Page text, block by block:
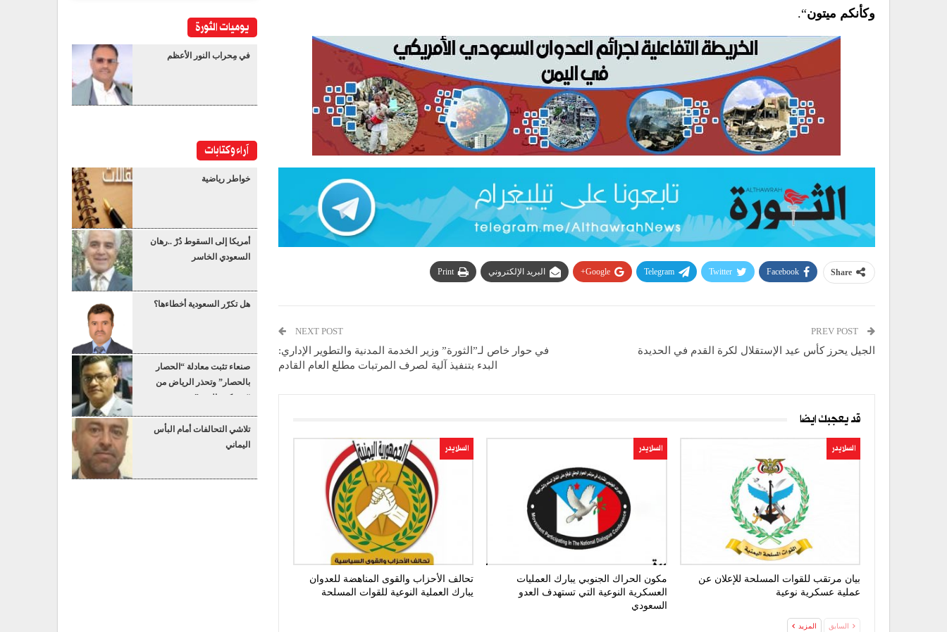
وكأنكم ميتون“.
Share
Facebook
Twitter
Telegram
Google+ البريد الإلكتروني Print
الجيل يحرز كأس عيد الإستقلال لكرة القدم في الحديدة
NEXT POST
في حوار خاص لـ”الثورة” وزير الخدمة المدنية والتطوير الإداري:
البدء بتنفيذ آلية لصرف المرتبات مطلع العام القادم
قد يعجبك ايضا
السلايدر
بيان مرتقب للقوات المسلحة للإعلان عن
عملية عسكرية نوعية
السلايدر
مكون الحراك الجنوبي يبارك العمليات
العسكرية النوعية التي تستهدف العدو
السعودي
السلايدر
تحالف الأحزاب والقوى المناهضة للعدوان
يبارك العملية النوعية للقوات المسلحة
السابق المزيد
يوميات الثورة
في مِحراب النور الأعظم
آراء وكتابات
خواطر رياضية
أمريكا إلى السقوط دُرْ ..رهان
السعودي الخاسر
هل تكرّر السعودية أخطاءها؟
صنعاء تثبت معادلة “الحصار
بالحصار” وتحذر الرياض من
“عسكرة البحر”
تلاشي التحالفات أمام البأس
اليماني